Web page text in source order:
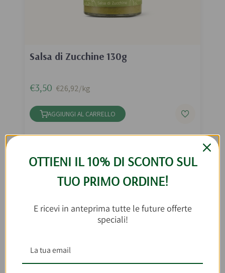
Salsa di Zucchine 130g
€3,50 €26,92/kg
AGGIUNGI AL CARRELLO
OTTIENI IL 10% DI SCONTO SUL
TUO PRIMO ORDINE!
E ricevi in anteprima tutte le future offerte
speciali!